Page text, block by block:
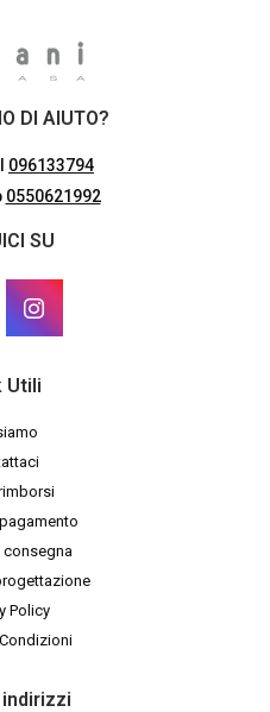
DI AIUTO?
096133794
0550621992
SU
Utili
Policy